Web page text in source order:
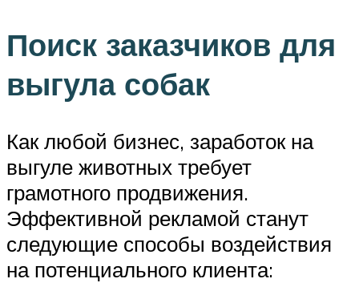
Поиск заказчиков для
выгула собак
Как любой бизнес, заработок на
выгуле животных требует
грамотного продвижения.
Эффективной рекламой станут
следующие способы воздействия
на потенциального клиента: